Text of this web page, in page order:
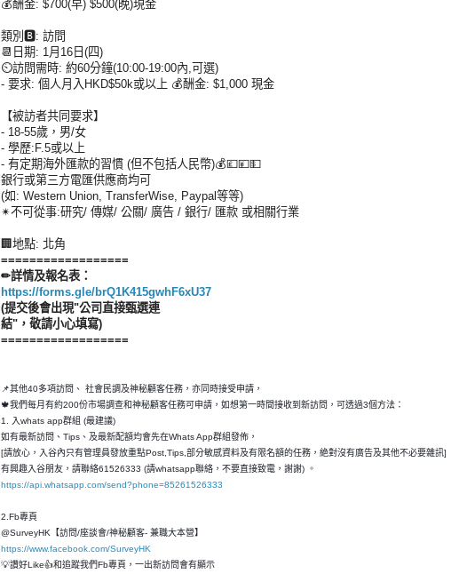
💰酬金: $700(早) $500(晚)現金
類別🅱: 訪問
📆日期: 1月16日(四)
⏲訪問需時: 約60分鐘(10:00-19:00內,可選)
- 要求: 個人月入HKD$50k或以上 💰酬金: $1,000 現金
【被訪者共同要求】
- 18-55歲，男/女
- 學歷:F.5或以上
- 有定期海外匯款的習慣 (但不包括人民幣)💰💷💴💵
銀行或第三方電匯供應商均可
(如: Western Union, TransferWise, Paypal等等)
✴不可從事:研究/ 傳媒/ 公關/ 廣告 / 銀行/ 匯款 或相關行業
🏢地點: 北角
==================
✏詳情及報名表：
https://forms.gle/brQ1K415gwhF6xU37
(提交後會出現"公司直接甄選連
結"，敬請小心填寫)
==================
📌其他40多項訪問、 社會民調及神秘顧客任務，亦同時接受申請，
🍁我們每月有約200份市場調查和神秘顧客任務可申請，如想第一時間接收到新訪問，可透過3個方法：
1. 入whats app群組 (最建議)
如有最新訪問、Tips、及最新配額均會先在Whats App群組發佈，
[請放心，入谷內只有管理員發放重點Post,Tips,部分敏感資料及有限名額的任務，絶對沒有廣告及其他不必要雜訊]
有興趣入谷朋友，請聯絡61526333 (請whatsapp聯絡，不要直接致電，謝謝) 。
https://api.whatsapp.com/send?phone=85261526333
2.Fb專頁
@SurveyHK【訪問/座談會/神秘顧客- 兼職大本營】
https://www.facebook.com/SurveyHK
💡讚好Like👍和追蹤我們Fb專頁，一出新訪問會有顯示